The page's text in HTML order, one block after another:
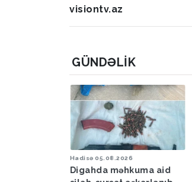
visiontv.az
GÜNDƏLIK
Hadisə 05.08.2026
Digahda məhkuma aid